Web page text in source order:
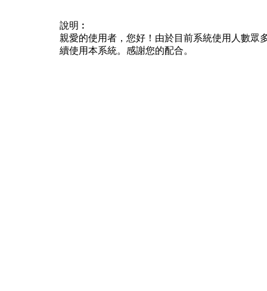
說明︰
親愛的使用者，您好！由於目前系統使用人數眾
續使用本系統。感謝您的配合。